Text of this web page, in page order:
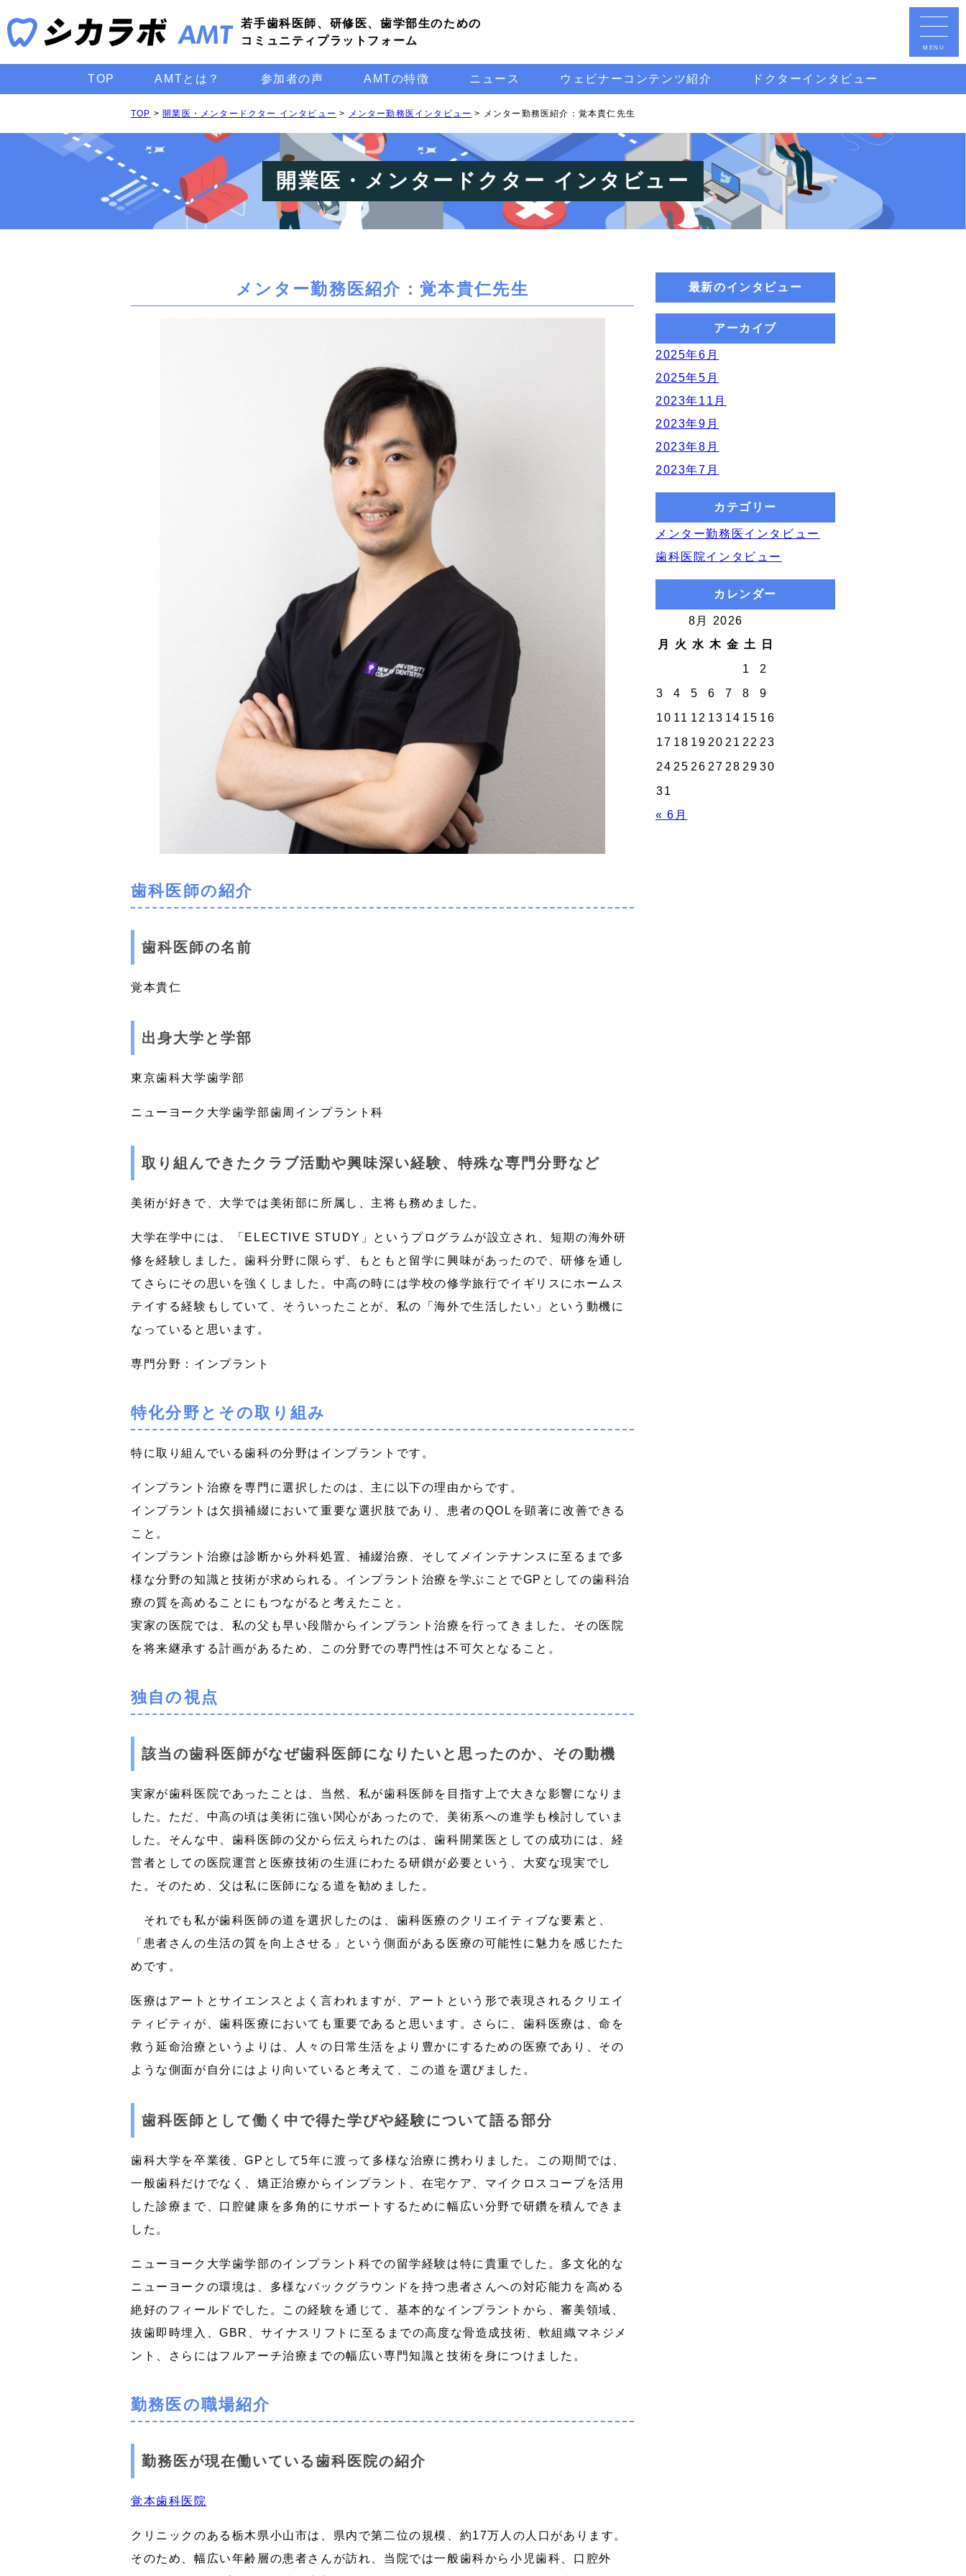
若手歯科医師、研修医、歯学部生のための
コミュニティプラットフォーム
TOP AMTとは？ 参加者の声 AMTの特徴 ニュース ウェビナーコンテンツ紹介 ドクターインタビュー
TOP > 開業医・メンタードクター インタビュー > メンター勤務医インタビュー > メンター勤務医紹介：覚本貴仁先生
開業医・メンタードクター インタビュー
メンター勤務医紹介：覚本貴仁先生
歯科医師の紹介
歯科医師の名前
覚本貴仁
出身大学と学部
東京歯科大学歯学部
ニューヨーク大学歯学部歯周インプラント科
取り組んできたクラブ活動や興味深い経験、特殊な専門分野など
美術が好きで、大学では美術部に所属し、主将も務めました。
大学在学中には、「ELECTIVE STUDY」というプログラムが設立され、短期の海外研
修を経験しました。歯科分野に限らず、もともと留学に興味があったので、研修を通し
てさらにその思いを強くしました。中高の時には学校の修学旅行でイギリスにホームス
テイする経験もしていて、そういったことが、私の「海外で生活したい」という動機に
なっていると思います。
専門分野：インプラント
特化分野とその取り組み
特に取り組んでいる歯科の分野はインプラントです。
インプラント治療を専門に選択したのは、主に以下の理由からです。
インプラントは欠損補綴において重要な選択肢であり、患者のQOLを顕著に改善できる
こと。
インプラント治療は診断から外科処置、補綴治療、そしてメインテナンスに至るまで多
様な分野の知識と技術が求められる。インプラント治療を学ぶことでGPとしての歯科治
療の質を高めることにもつながると考えたこと。
実家の医院では、私の父も早い段階からインプラント治療を行ってきました。その医院
を将来継承する計画があるため、この分野での専門性は不可欠となること。
独自の視点
該当の歯科医師がなぜ歯科医師になりたいと思ったのか、その動機
実家が歯科医院であったことは、当然、私が歯科医師を目指す上で大きな影響になりま
した。ただ、中高の頃は美術に強い関心があったので、美術系への進学も検討していま
した。そんな中、歯科医師の父から伝えられたのは、歯科開業医としての成功には、経
営者としての医院運営と医療技術の生涯にわたる研鑚が必要という、大変な現実でし
た。そのため、父は私に医師になる道を勧めました。
それでも私が歯科医師の道を選択したのは、歯科医療のクリエイティブな要素と、
「患者さんの生活の質を向上させる」という側面がある医療の可能性に魅力を感じたた
めです。
医療はアートとサイエンスとよく言われますが、アートという形で表現されるクリエイ
ティビティが、歯科医療においても重要であると思います。さらに、歯科医療は、命を
救う延命治療というよりは、人々の日常生活をより豊かにするための医療であり、その
ような側面が自分にはより向いていると考えて、この道を選びました。
歯科医師として働く中で得た学びや経験について語る部分
歯科大学を卒業後、GPとして5年に渡って多様な治療に携わりました。この期間では、
一般歯科だけでなく、矯正治療からインプラント、在宅ケア、マイクロスコープを活用
した診療まで、口腔健康を多角的にサポートするために幅広い分野で研鑽を積んできま
した。
ニューヨーク大学歯学部のインプラント科での留学経験は特に貴重でした。多文化的な
ニューヨークの環境は、多様なバックグラウンドを持つ患者さんへの対応能力を高める
絶好のフィールドでした。この経験を通じて、基本的なインプラントから、審美領域、
抜歯即時埋入、GBR、サイナスリフトに至るまでの高度な骨造成技術、軟組織マネジメ
ント、さらにはフルアーチ治療までの幅広い専門知識と技術を身につけました。
勤務医の職場紹介
勤務医が現在働いている歯科医院の紹介
覚本歯科医院
クリニックのある栃木県小山市は、県内で第二位の規模、約17万人の人口があります。
そのため、幅広い年齢層の患者さんが訪れ、当院では一般歯科から小児歯科、口腔外
最新のインタビュー
アーカイブ
2025年6月
2025年5月
2023年11月
2023年9月
2023年8月
2023年7月
カテゴリー
メンター勤務医インタビュー
歯科医院インタビュー
カレンダー
8月 2026
月
火 水 木 金 土
日
1
2
3
4 5 6 7 8
9
10 11 12 13 14 15 16
17 18 19 20 21 22 23
24 25 26 27 28 29 30
31
« 6月